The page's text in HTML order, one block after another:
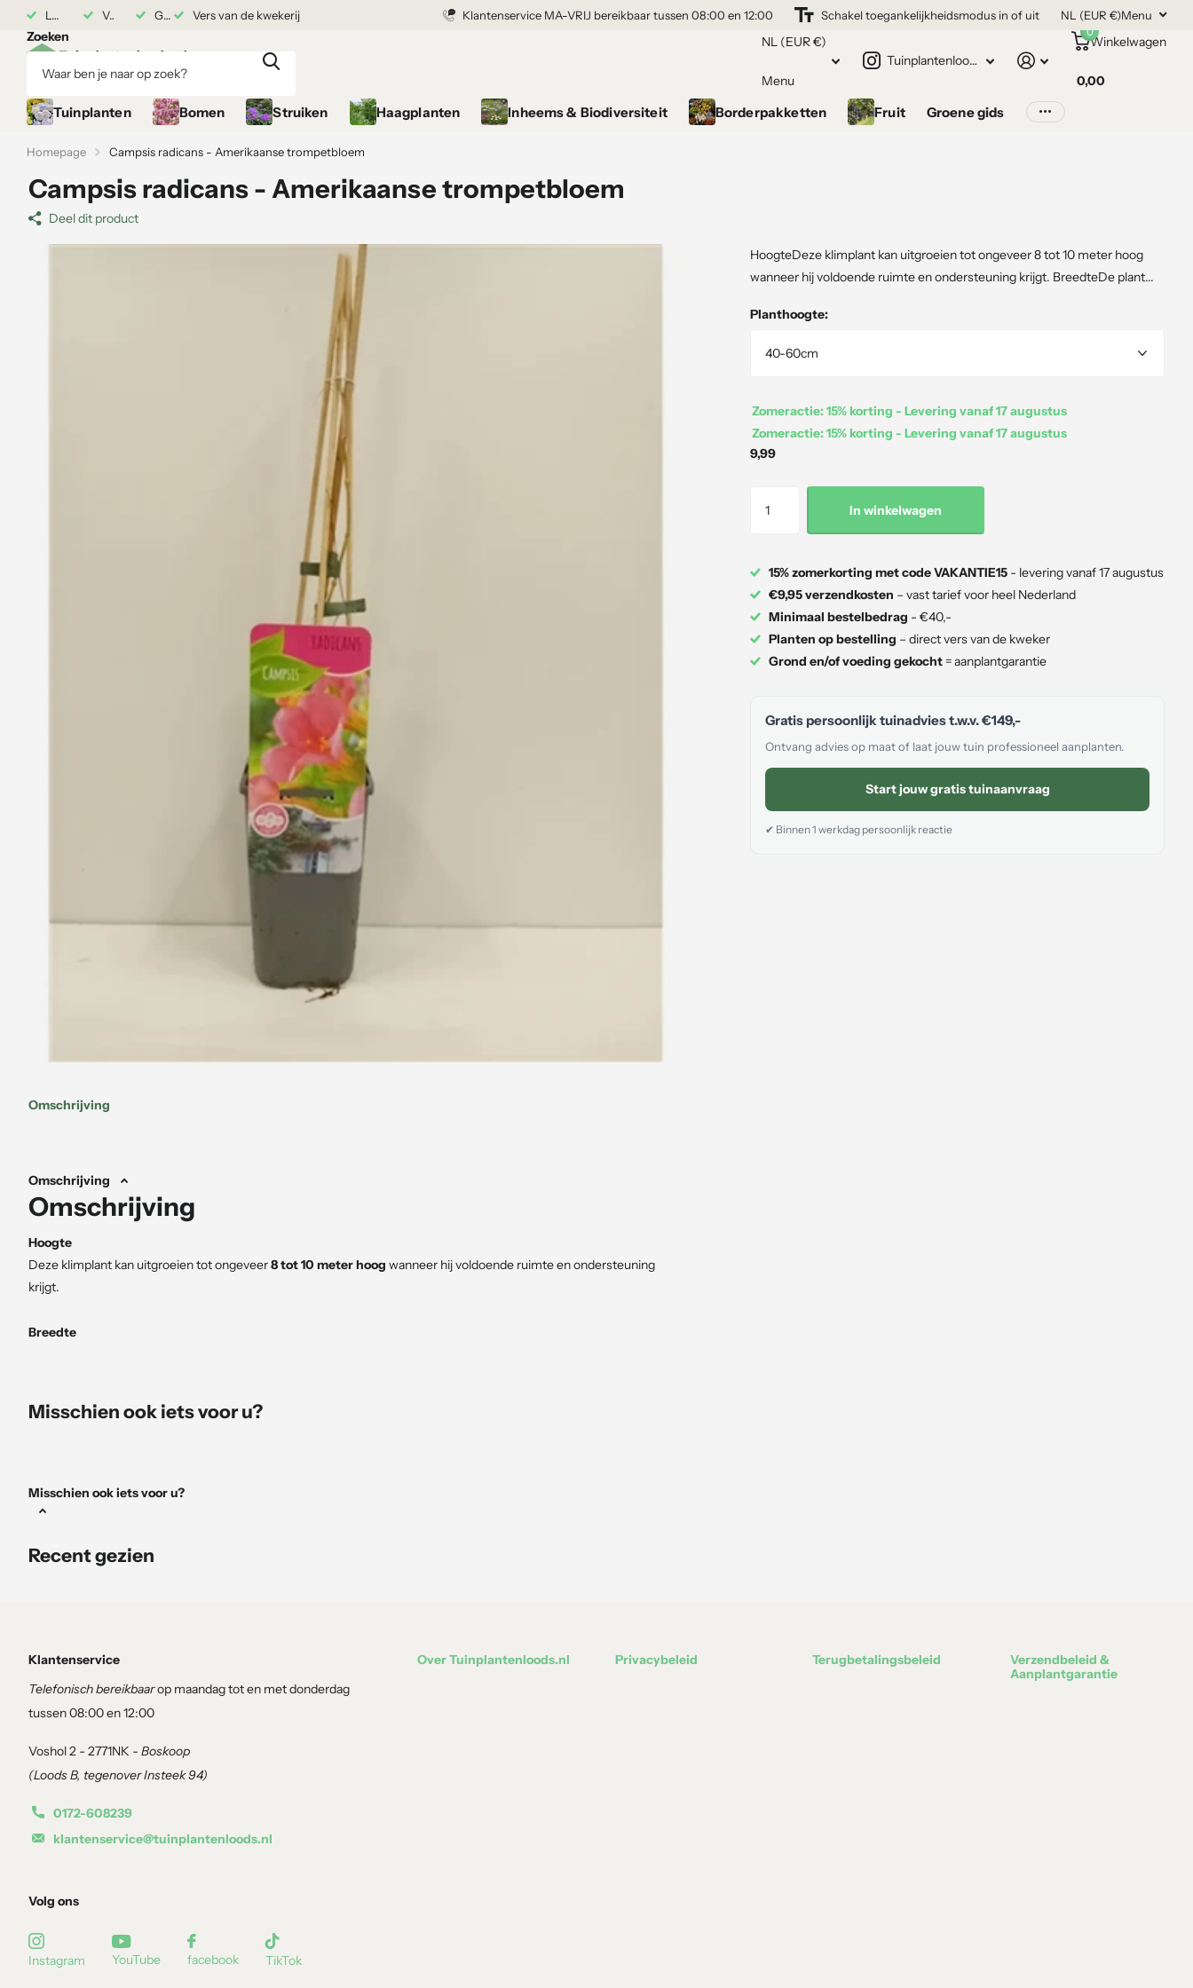
Levering vanaf 17 augustus Vers van de kwekerij Grond gekocht = Plantgarantie Vers van de kwekerij Grond gekocht = Plantgarantie
Klantenservice MA-VRIJ bereikbaar tussen 08:00 en 12:00 Schakel toegankelijkheidsmodus in of uit NL (EUR €)Menu
Zoeken NL (EUR €)
Menu
Tuinplantenloods.nl
Winkelwagen
0
0,00
Tuinplanten Bomen Struiken Haagplanten Inheems & Biodiversiteit Borderpakketten Fruit Groene gids
Homepage Campsis radicans - Amerikaanse trompetbloem
Campsis radicans - Amerikaanse trompetbloem
Deel dit product
Omschrijving
Omschrijving
Omschrijving
Hoogte
Deze klimplant kan uitgroeien tot ongeveer8 tot 10 meter hoog wanneer hij voldoende ruimte en ondersteuning
krijgt.
Breedte
De bloeiperiode loopt vanjuni tot en met september
Blad
De plant heeft
Standplaats
Aantal planten per meter
Voor een mooie begroeiing plant je
Standplaats en aanplant
muur of schutting zorgt vaak voor een nog rijkere bloei.
Gebruik bij het planten goede, voedzame en goed doorlatende grond
HoogteDeze klimplant kan uitgroeien tot ongeveer 8 tot 10 meter hoog
wanneer hij voldoende ruimte en ondersteuning krijgt. BreedteDe plant...
Planthoogte:
Zomeractie: 15% korting - Levering vanaf 17 augustus
Zomeractie: 15% korting - Levering vanaf 17 augustus
9,99
In winkelwagen
15% zomerkorting met code VAKANTIE15 - levering vanaf 17 augustus
€9,95 verzendkosten – vast tarief voor heel Nederland
Minimaal bestelbedrag - €40,-
Planten op bestelling – direct vers van de kweker
Grond en/of voeding gekocht= aanplantgarantie
Gratis persoonlijk tuinadvies t.w.v.€149,-
Ontvang advies op maat of laat jouw tuin professioneel aanplanten.
Start jouw gratis tuinaanvraag
✔ Binnen 1 werkdag persoonlijk reactie
Misschien ook iets voor u?
Misschien ook iets voor u?
Recent gezien
Klantenservice
Telefonisch bereikbaarop maandag tot en met donderdag
tussen 08:00 en 12:00
Voshol 2 - 2771NK - Boskoop
(Loods B, tegenover Insteek 94)
0172-608239
klantenservice@tuinplantenloods.nl
Over Tuinplantenloods.nl Privacybeleid Terugbetalingsbeleid
Verzendbeleid &
Aanplantgarantie
Volg ons
Instagram YouTube facebook TikTok